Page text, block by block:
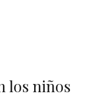
los niños